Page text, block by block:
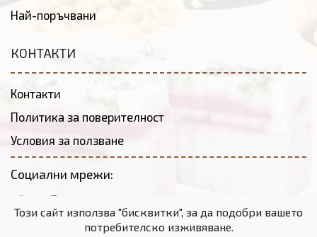
Най-поръчвани
КОНТАКТИ
Контакти
Политика за поверителност
Условия за ползване
Социални мрежи:
Този сайт използва "бисквитки", за да подобри вашето
потребителско изживяване.